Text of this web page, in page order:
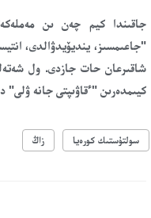
جاقىندا كيم چەن ىن
"جاعىمسىز، ينديۆيدۋالدى،
شاقىرعان حات جازدى. ول
كيىمدەرىن "ءقاۋىپتى جانە ۋلى"
سولتۇستىك كورەيا زاڭ